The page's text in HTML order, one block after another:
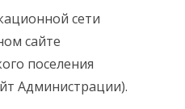
сети
сайте
поселения
Администрации).